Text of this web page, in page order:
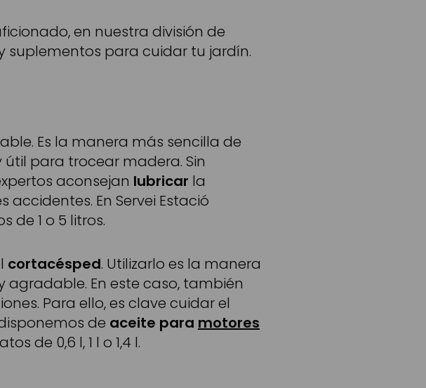
en nuestra división de
suplementos para cuidar tu jardín.
Es la manera más sencilla de
para trocear madera. Sin
aconsejan lubricar la
En Servei Estació
de 1 o 5 litros.
cortacésped. Utilizarlo es la manera
En este caso, también
Para ello, es clave cuidar el
de aceite para motores
de 0,6 l, 1 l o 1,4 l.